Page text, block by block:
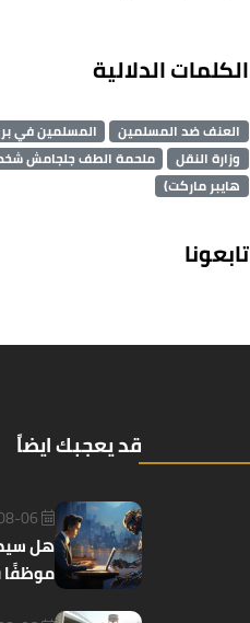
الكلمات الدلالية
العنف ضد المسلمين المسلمين في
وزارة النقل
ملحمة الطف جلجامش
هايبر ماركت)
تابعونا
قد يعجبك ايضاً
2026-08-06
هل